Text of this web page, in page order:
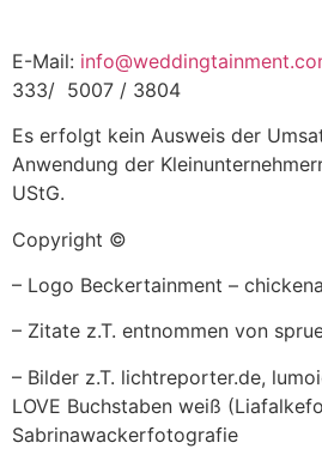
E-Mail:
333/ 5007 / 3804
Es erfolgt kein Ausweis der
Anwendung der
UStG.
Copyright ©
– Logo Beckertainment –
– Zitate z.T. entnommen von
– Bilder z.T. lichtreporter.de,
LOVE Buchstaben weiß
Sabrinawackerfotografie